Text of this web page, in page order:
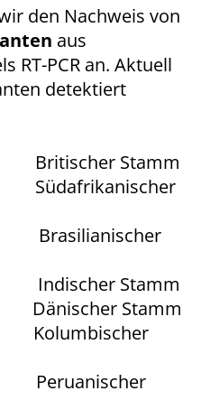
den Nachweis von
aus
RT-PCR an. Aktuell
detektiert
Stamm
Stamm
Stamm
des Benutzers
uns zu verstehen, wie
Website nutzen.